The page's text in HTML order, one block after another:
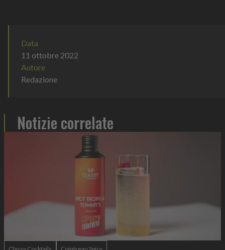
Data
11 ottobre 2022
Autore
Redazione
Notizie correlate